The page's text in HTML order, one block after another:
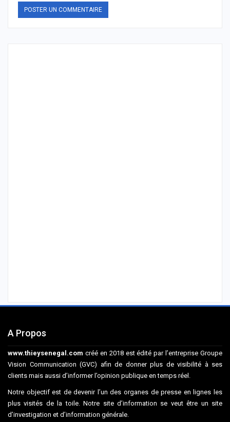
A Propos
www.thieysenegal.com créé en 2018 est édité par l’entreprise Groupe
Vision Communication (GVC) afin de donner plus de visibilité à ses
clients mais aussi d’informer l’opinion publique en temps réel.
Notre objectif est de devenir l’un des organes de presse en lignes les
plus visités de la toile. Notre site d’information se veut être un site
d’investigation et d’information générale.